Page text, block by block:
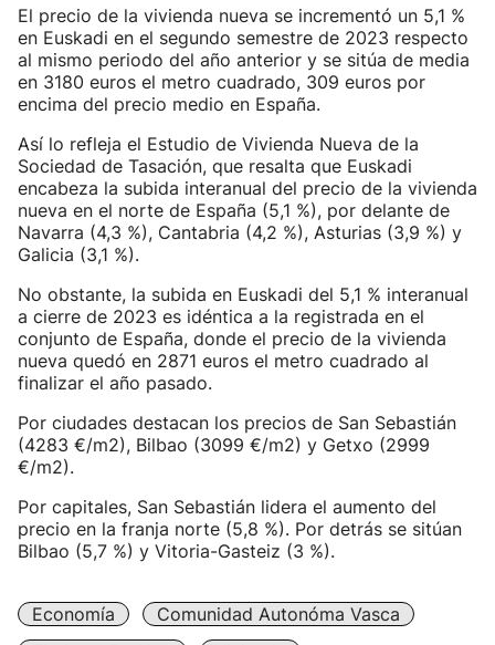
El precio de la vivienda nueva se incrementó un 5,1 %
en Euskadi en el segundo semestre de 2023 respecto
al mismo periodo del año anterior y se sitúa de media
en 3180 euros el metro cuadrado, 309 euros por
encima del precio medio en España.
Así lo refleja el Estudio de Vivienda Nueva de la
Sociedad de Tasación, que resalta que Euskadi
encabeza la subida interanual del precio de la vivienda
nueva en el norte de España (5,1 %), por delante de
Navarra (4,3 %), Cantabria (4,2 %), Asturias (3,9 %) y
Galicia (3,1 %).
No obstante, la subida en Euskadi del 5,1 % interanual
a cierre de 2023 es idéntica a la registrada en el
conjunto de España, donde el precio de la vivienda
nueva quedó en 2871 euros el metro cuadrado al
finalizar el año pasado.
Por ciudades destacan los precios de San Sebastián
(4283 €/m2), Bilbao (3099 €/m2) y Getxo (2999
€/m2).
Por capitales, San Sebastián lidera el aumento del
precio en la franja norte (5,8 %). Por detrás se sitúan
Bilbao (5,7 %) y Vitoria-Gasteiz (3 %).
Economía
Comunidad Autonóma Vasca